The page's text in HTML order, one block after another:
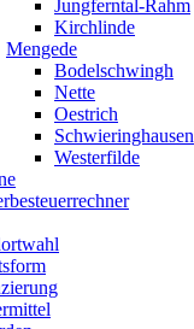
Jungferntal-Rahm
Kirchlinde
Mengede
Bodelschwingh
Nette
Oestrich
Schwieringhausen
Westerfilde